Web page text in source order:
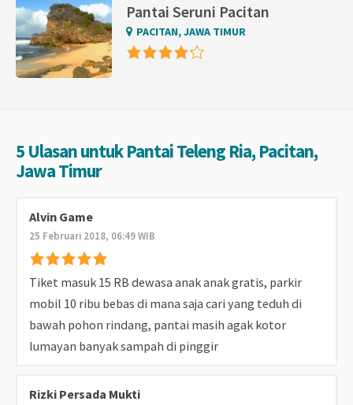
Pantai Seruni Pacitan
PACITAN, JAWA TIMUR
5 Ulasan untuk Pantai Teleng Ria, Pacitan,
Jawa Timur
Alvin Game
25 Februari 2018, 06:49 WIB
Tiket masuk 15 RB dewasa anak anak gratis, parkir
mobil 10 ribu bebas di mana saja cari yang teduh di
bawah pohon rindang, pantai masih agak kotor
lumayan banyak sampah di pinggir
Rizki Persada Mukti